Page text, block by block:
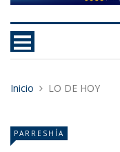
Inicio LO DE HOY
PARRESHÍA